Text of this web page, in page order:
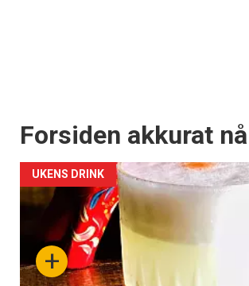
Forsiden akkurat nå
+
UKENS DRINK